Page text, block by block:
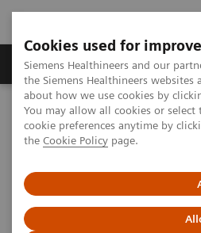
Cookies used for
Siemens Healthineers and our
the Siemens Healthineers
about how we use cookies by
You may allow all cookies or
cookie preferences anytime by
the Cookie Policy page.
製品＆サービス サポ
ホーム 画像診断・治療装置
血
Artis Interventional Angiography
Artis Q.zen
Visionary intervention -